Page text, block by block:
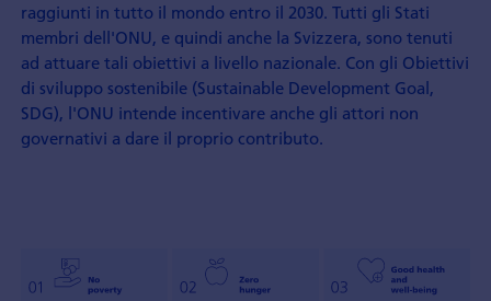
raggiunti in tutto il mondo entro il 2030. Tutti gli Stati
membri dell'ONU, e quindi anche la Svizzera, sono tenuti
ad attuare tali obiettivi a livello nazionale. Con gli Obiettivi
di sviluppo sostenibile (Sustainable Development Goal,
SDG), l'ONU intende incentivare anche gli attori non
governativi a dare il proprio contributo.